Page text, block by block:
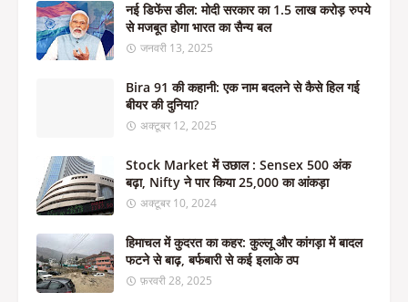
नई डिफेंस डील: मोदी सरकार का 1.5 लाख करोड़ रुपये
से मजबूत होगा भारत का सैन्य बल
जनवरी 13, 2025
Bira 91 की कहानी: एक नाम बदलने से कैसे हिल गई
बीयर की दुनिया?
अक्टूबर 12, 2025
Stock Market में उछाल : Sensex 500 अंक
बढ़ा, Nifty ने पार किया 25,000 का आंकड़ा
अक्टूबर 10, 2024
हिमाचल में कुदरत का कहर: कुल्लू और कांगड़ा में बादल
फटने से बाढ़, बर्फबारी से कई इलाके ठप
फ़रवरी 28, 2025